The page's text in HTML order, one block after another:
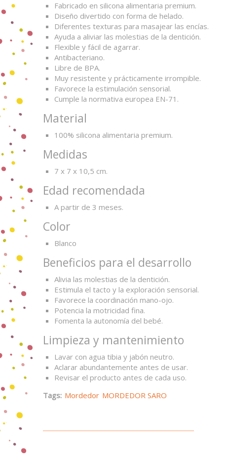
Fabricado en silicona alimentaria premium.
Diseño divertido con forma de helado.
Diferentes texturas para masajear las encías.
Ayuda a aliviar las molestias de la dentición.
Flexible y fácil de agarrar.
Antibacteriano.
Libre de BPA.
Muy resistente y prácticamente irrompible.
Favorece la estimulación sensorial.
Cumple la normativa europea EN-71.
Material
100% silicona alimentaria premium.
Medidas
7 x 7 x 10,5 cm.
Edad recomendada
A partir de 3 meses.
Color
Blanco
Beneficios para el desarrollo
Alivia las molestias de la dentición.
Estimula el tacto y la exploración sensorial.
Favorece la coordinación mano-ojo.
Potencia la motricidad fina.
Fomenta la autonomía del bebé.
Limpieza y mantenimiento
Lavar con agua tibia y jabón neutro.
Aclarar abundantemente antes de usar.
Revisar el producto antes de cada uso.
Tags: Mordedor MORDEDOR SARO